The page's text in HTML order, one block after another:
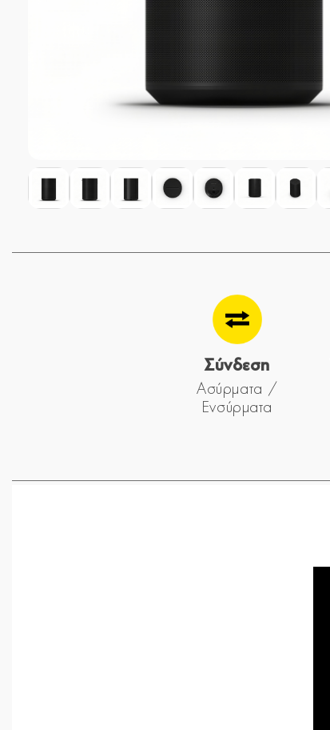
Σύνδεση
Ασύρματα /
Ενσύρματα